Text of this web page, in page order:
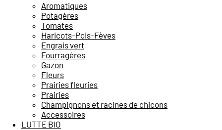
Aromatiques
Potagères
Tomates
Haricots-Pois-Fèves
Engrais vert
Fourragères
Gazon
Fleurs
Prairies fleuries
Prairies
Champignons et racines de chicons
Accessoires
LUTTE BIO